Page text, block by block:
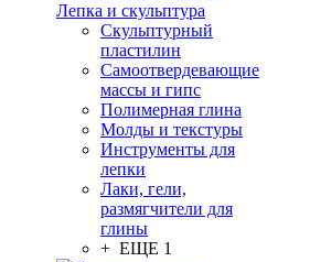
Лепка и скульптура
Скульптурный
пластилин
Самоотвердевающие
массы и гипс
Полимерная глина
Молды и текстуры
Инструменты для
лепки
Лаки, гели,
размягчители для
глины
+ ЕЩЕ 1